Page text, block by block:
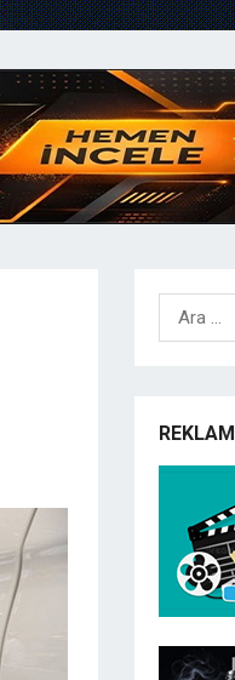
Arama:
REKLAM